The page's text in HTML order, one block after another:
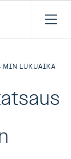
Avaa
MIN LUKUAIKA